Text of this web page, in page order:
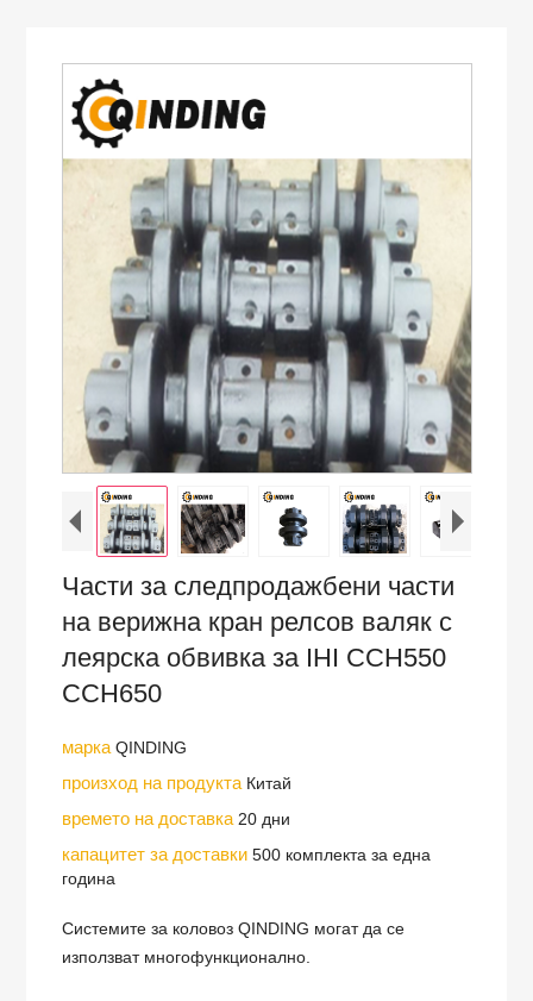
Части за следпродажбени части
на верижна кран релсов валяк с
леярска обвивка за IHI CCH550
CCH650
маркаQINDING
произход на продукта Китай
времето на доставка 20 дни
капацитет за доставки500 комплекта за една
година
Системите за коловоз QINDING могат да се
използват многофункционално.